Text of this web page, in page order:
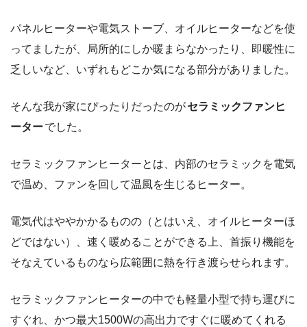
パネルヒーターや電気ストーブ、オイルヒーターなどを使
ってましたが、局所的にしか暖まらなかったり、即暖性に
乏しいなど、いずれもどこか気になる部分がありました。
そんな我が家にぴったりだったのがセラミックファンヒ
ーターでした。
セラミックファンヒーターとは、内部のセラミックを電気
で温め、ファンを回して温風を生じるヒーター。
電気代はややかかるものの（とはいえ、オイルヒーターほ
どではない）、速く暖めることができる上、首振り機能を
そなえているものなら広範囲に熱を行き渡らせられます。
セラミックファンヒーターの中でも軽量小型で持ち運びに
すぐれ、かつ最大1500Wの高出力ですぐに暖めてくれる